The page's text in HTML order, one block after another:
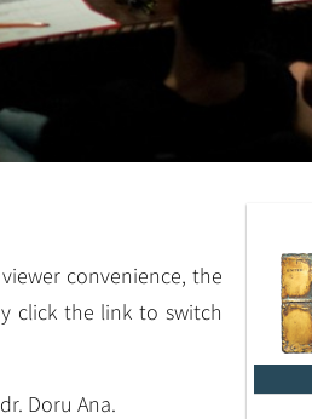
convenience, the
click the link to switch
Doru Ana.